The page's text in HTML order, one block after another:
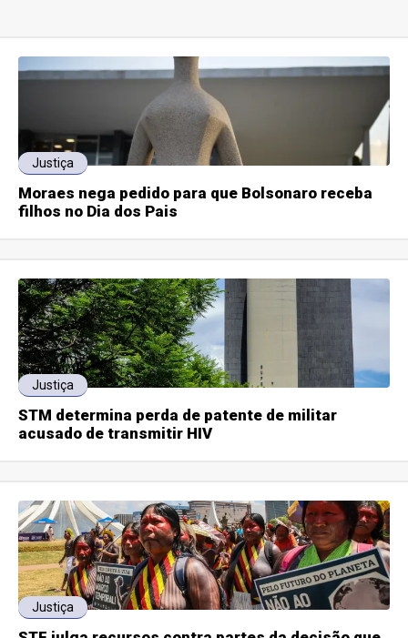
Justiça
Moraes nega pedido para que Bolsonaro receba
filhos no Dia dos Pais
Justiça
STM determina perda de patente de militar
acusado de transmitir HIV
Justiça